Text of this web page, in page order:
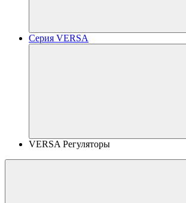
Серия VERSA
VERSA Регуляторы